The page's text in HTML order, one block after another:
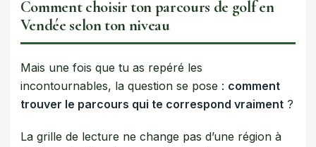
Comment choisir ton parcours de golf en
Vendée selon ton niveau
Mais une fois que tu as repéré les
incontournables, la question se pose : comment
trouver le parcours qui te correspond vraiment?
La grille de lecture ne change pas d’une région à